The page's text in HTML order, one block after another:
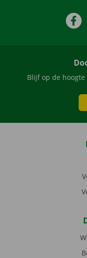
Blijf op de